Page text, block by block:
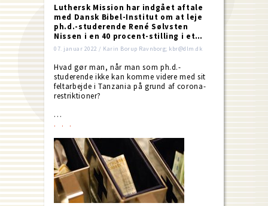
Luthersk Mission har indgået aftale
med Dansk Bibel-Institut om at leje
ph.d.-studerende René Sølvsten
Nissen i en 40 procent-stilling i et…
07. januar 2022 / Karin Borup Ravnborg; kbr@dlm.dk
Hvad gør man, når man som ph.d.-
studerende ikke kan komme videre med sit
feltarbejde i Tanzania på grund af corona-
restriktioner?
…